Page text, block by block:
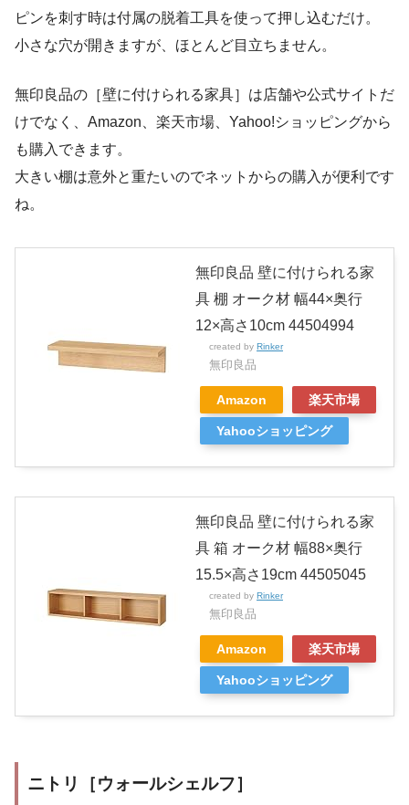
ピンを刺す時は付属の脱着工具を使って押し込むだけ。
小さな穴が開きますが、ほとんど目立ちません。
無印良品の［壁に付けられる家具］は店舗や公式サイトだ
けでなく、Amazon、楽天市場、Yahoo!ショッピングから
も購入できます。
大きい棚は意外と重たいのでネットからの購入が便利です
ね。
無印良品 壁に付けられる家
具 棚 オーク材 幅44×奥行
12×高さ10cm 44504994
created by Rinker
無印良品
Amazon 楽天市場
Yahooショッピング
無印良品 壁に付けられる家
具 箱 オーク材 幅88×奥行
15.5×高さ19cm 44505045
created by Rinker
無印良品
Amazon 楽天市場
Yahooショッピング
ニトリ［ウォールシェルフ］